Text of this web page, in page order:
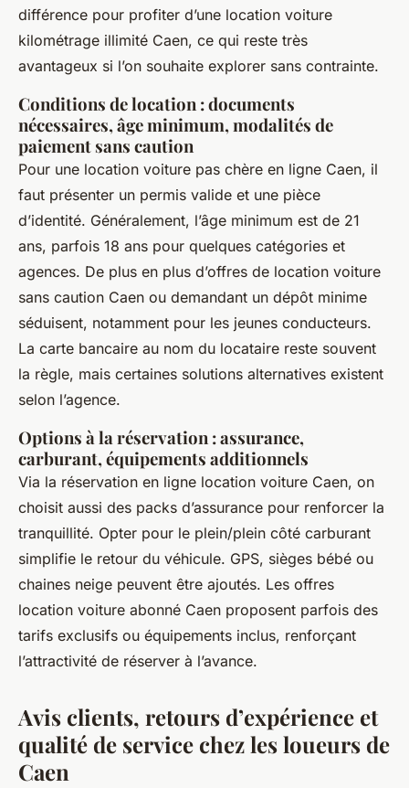
différence pour profiter d’une location voiture
kilométrage illimité Caen, ce qui reste très
avantageux si l’on souhaite explorer sans contrainte.
Conditions de location : documents
nécessaires, âge minimum, modalités de
paiement sans caution
Pour une location voiture pas chère en ligne Caen, il
faut présenter un permis valide et une pièce
d’identité. Généralement, l’âge minimum est de 21
ans, parfois 18 ans pour quelques catégories et
agences. De plus en plus d’offres de location voiture
sans caution Caen ou demandant un dépôt minime
séduisent, notamment pour les jeunes conducteurs.
La carte bancaire au nom du locataire reste souvent
la règle, mais certaines solutions alternatives existent
selon l’agence.
Options à la réservation : assurance,
carburant, équipements additionnels
Via la réservation en ligne location voiture Caen, on
choisit aussi des packs d’assurance pour renforcer la
tranquillité. Opter pour le plein/plein côté carburant
simplifie le retour du véhicule. GPS, sièges bébé ou
chaines neige peuvent être ajoutés. Les offres
location voiture abonné Caen proposent parfois des
tarifs exclusifs ou équipements inclus, renforçant
l’attractivité de réserver à l’avance.
Avis clients, retours d’expérience et
qualité de service chez les loueurs de
Caen